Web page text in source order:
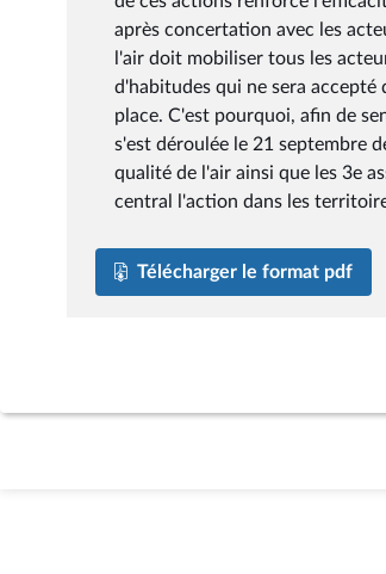
après concertation avec les
l'air doit mobiliser tous les
d'habitudes qui ne sera accepté
place. C'est pourquoi, afin de
s'est déroulée le 21 septembre
qualité de l'air ainsi que les 3e
central l'action dans les
Télécharger le format pdf